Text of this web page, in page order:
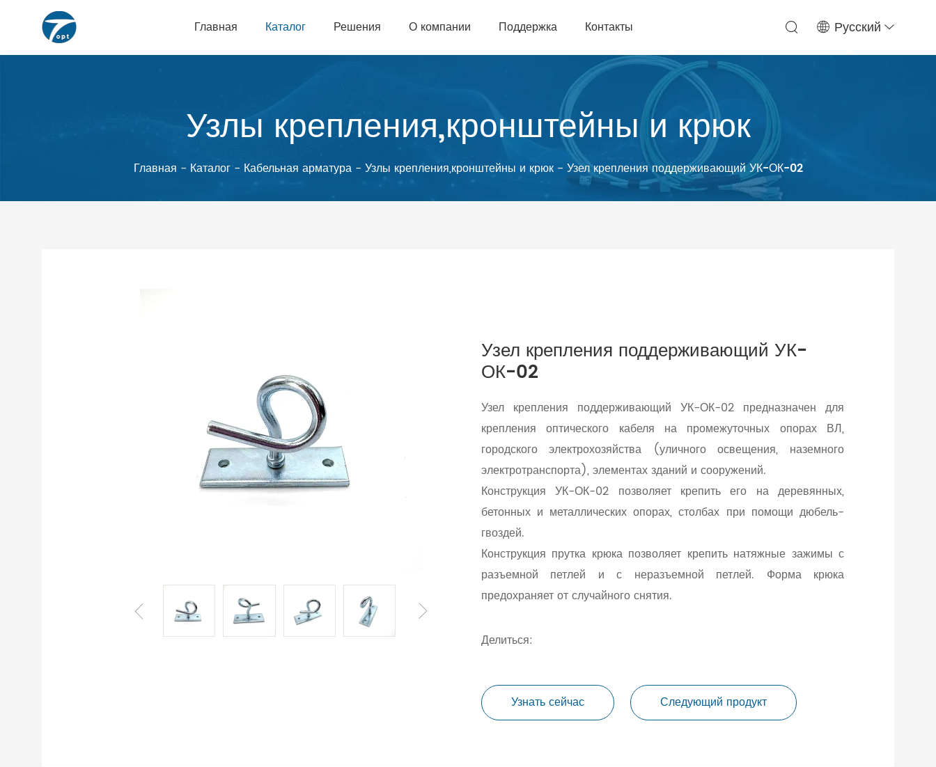
Главная Каталог Решения О компании Поддержка Контакты Русский
Узлы крепления,кронштейны и крюк
Главная - Каталог - Кабельная арматура - Узлы крепления,кронштейны и крюк - Узел крепления поддерживающий УК-ОК-02
Узел крепления поддерживающий УК-
ОК-02
Узел крепления поддерживающий УК-ОК-02 предназначен для
крепления оптического кабеля на промежуточных опорах ВЛ,
городского электрохозяйства (уличного освещения, наземного
электротранспорта), элементах зданий и сооружений.
Конструкция УК-ОК-02 позволяет крепить его на деревянных,
бетонных и металлических опорах, столбах при помощи дюбель-
гвоздей.
Конструкция прутка крюка позволяет крепить натяжные зажимы с
разъемной петлей и с неразъемной петлей. Форма крюка
предохраняет от случайного снятия.
Делиться:
Узнать сейчас Следующий продукт